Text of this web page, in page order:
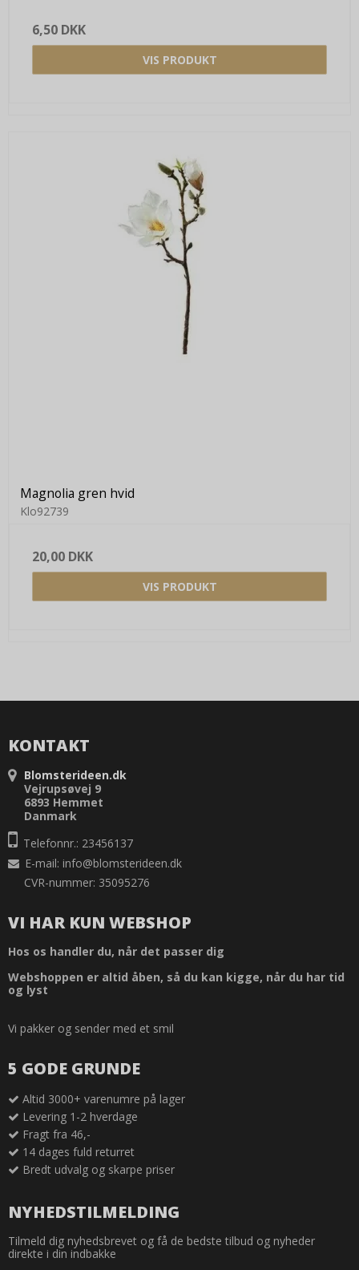
6,50 DKK
VIS PRODUKT
Magnolia gren hvid
Klo92739
20,00 DKK
VIS PRODUKT
KONTAKT
Blomsterideen.dk
Vejrupsøvej 9
6893 Hemmet
Danmark
Telefonnr.: 23456137
E-mail: info@blomsterideen.dk
CVR-nummer: 35095276
VI HAR KUN WEBSHOP
Hos os handler du, når det passer dig
Webshoppen er altid åben, så du kan kigge, når du har tid
og lyst
Vi pakker og sender med et smil
5 GODE GRUNDE
Altid 3000+ varenumre på lager
Levering 1-2 hverdage
Fragt fra 46,-
14 dages fuld returret
Bredt udvalg og skarpe priser
NYHEDSTILMELDING
Tilmeld dig nyhedsbrevet og få de bedste tilbud og nyheder
direkte i din indbakke